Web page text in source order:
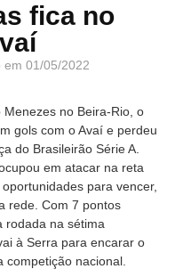
fica no
em 01/05/2022
no Beira-Rio, o
gols com o Avaí e perdeu
do Brasileirão Série A.
em atacar na reta
para vencer,
rede. Com 7 pontos
rodada na sétima
à Serra para encarar o
nacional.